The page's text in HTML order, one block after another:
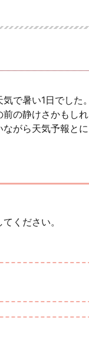
で暑い1日でした。
の静けさかもしれ
がら天気予報とに
てください。